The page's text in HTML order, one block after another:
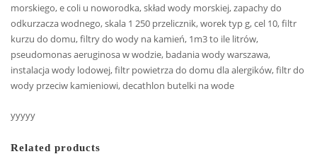
morskiego, e coli u noworodka, skład wody morskiej, zapachy do
odkurzacza wodnego, skala 1 250 przelicznik, worek typ g, cel 10, filtr
kurzu do domu, filtry do wody na kamień, 1m3 to ile litrów,
pseudomonas aeruginosa w wodzie, badania wody warszawa,
instalacja wody lodowej, filtr powietrza do domu dla alergików, filtr do
wody przeciw kamieniowi, decathlon butelki na wode
yyyyy
Related products